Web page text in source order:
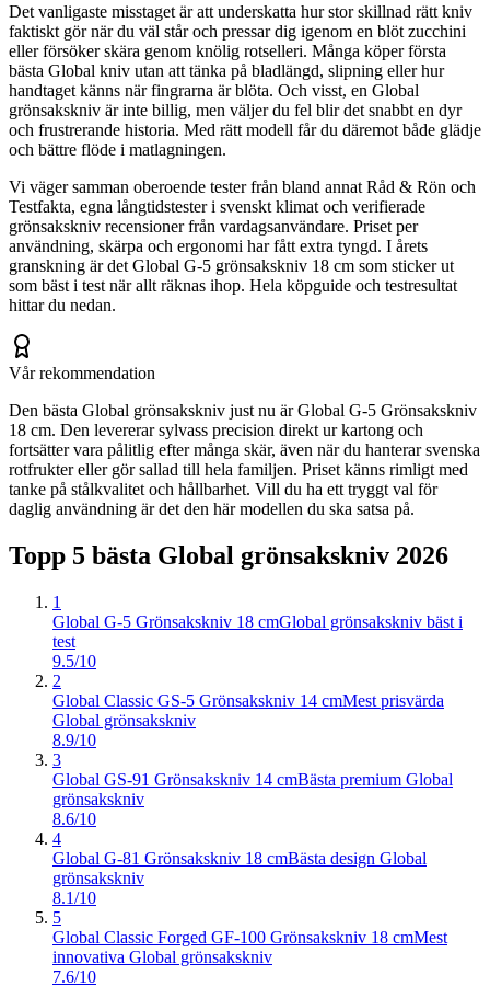
Det vanligaste misstaget är att underskatta hur stor skillnad rätt kniv
faktiskt gör när du väl står och pressar dig igenom en blöt zucchini
eller försöker skära genom knölig rotselleri. Många köper första
bästa Global kniv utan att tänka på bladlängd, slipning eller hur
handtaget känns när fingrarna är blöta. Och visst, en Global
grönsakskniv är inte billig, men väljer du fel blir det snabbt en dyr
och frustrerande historia. Med rätt modell får du däremot både glädje
och bättre flöde i matlagningen.
Vi väger samman oberoende tester från bland annat Råd & Rön och
Testfakta, egna långtidstester i svenskt klimat och verifierade
grönsakskniv recensioner från vardagsanvändare. Priset per
användning, skärpa och ergonomi har fått extra tyngd. I årets
granskning är det Global G-5 grönsakskniv 18 cm som sticker ut
som bäst i test när allt räknas ihop. Hela köpguide och testresultat
hittar du nedan.
Vår rekommendation
Den bästa Global grönsakskniv just nu är Global G-5 Grönsakskniv
18 cm. Den levererar sylvass precision direkt ur kartong och
fortsätter vara pålitlig efter många skär, även när du hanterar svenska
rotfrukter eller gör sallad till hela familjen. Priset känns rimligt med
tanke på stålkvalitet och hållbarhet. Vill du ha ett tryggt val för
daglig användning är det den här modellen du ska satsa på.
Topp 5 bästa Global grönsakskniv 2026
1
Global G-5 Grönsakskniv 18 cmGlobal grönsakskniv bäst i
test
9.5/10
2
Global Classic GS-5 Grönsakskniv 14 cmMest prisvärda
Global grönsakskniv
8.9/10
3
Global GS-91 Grönsakskniv 14 cmBästa premium Global
grönsakskniv
8.6/10
4
Global G-81 Grönsakskniv 18 cmBästa design Global
grönsakskniv
8.1/10
5
Global Classic Forged GF-100 Grönsakskniv 18 cmMest
innovativa Global grönsakskniv
7.6/10